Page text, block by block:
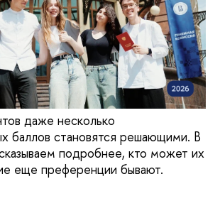
даже несколько
баллов становятся решающими. В
подробнее, кто может их
еще преференции бывают.